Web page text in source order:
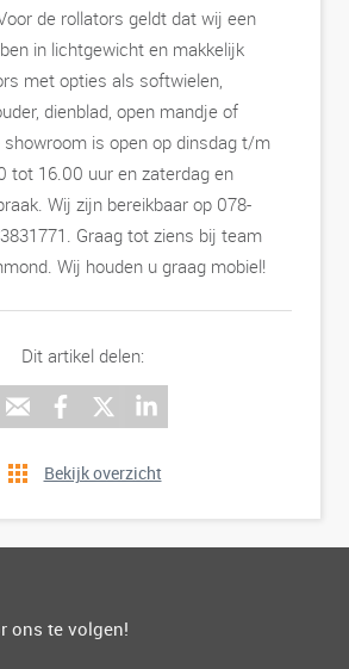
de rollators geldt dat wij een
in lichtgewicht en makkelijk
met opties als softwielen,
dienblad, open mandje of
is open op dinsdag t/m
tot 16.00 uur en zaterdag en
Wij zijn bereikbaar op 078-
Graag tot ziens bij team
Wij houden u graag mobiel!
Dit artikel delen:
Bekijk overzicht
ons te volgen!